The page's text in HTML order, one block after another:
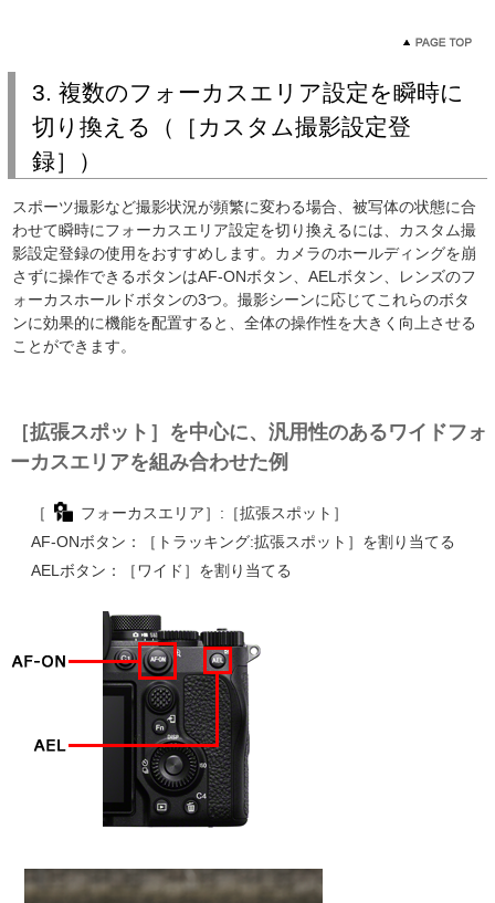
3. 複数のフォーカスエリア設定を瞬時に
切り換える（［カスタム撮影設定登
録］）
スポーツ撮影など撮影状況が頻繁に変わる場合、被写体の状態に合
わせて瞬時にフォーカスエリア設定を切り換えるには、カスタム撮
影設定登録の使用をおすすめします。カメラのホールディングを崩
さずに操作できるボタンはAF-ONボタン、AELボタン、レンズのフ
ォーカスホールドボタンの3つ。撮影シーンに応じてこれらのボタ
ンに効果的に機能を配置すると、全体の操作性を大きく向上させる
ことができます。
［拡張スポット］を中心に、汎用性のあるワイドフォ
ーカスエリアを組み合わせた例
［
フォーカスエリア］:［拡張スポット］
AF-ONボタン：［トラッキング:拡張スポット］を割り当てる
AELボタン：［ワイド］を割り当てる